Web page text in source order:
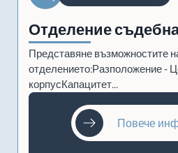
Отделение
Представяне възможностите
отделението:Разположение -
корпусКапацитет...
Повече